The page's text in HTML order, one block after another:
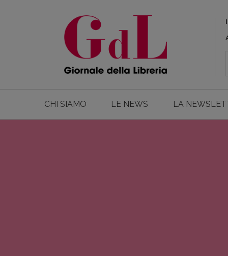
CHI SIAMO LE NEWS LA